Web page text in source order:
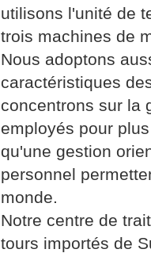
utilisons l'unité de
trois machines de
Nous adoptons
caractéristiques
concentrons sur la
employés pour
qu'une gestion
personnel
monde.
Notre centre de
tours importés de